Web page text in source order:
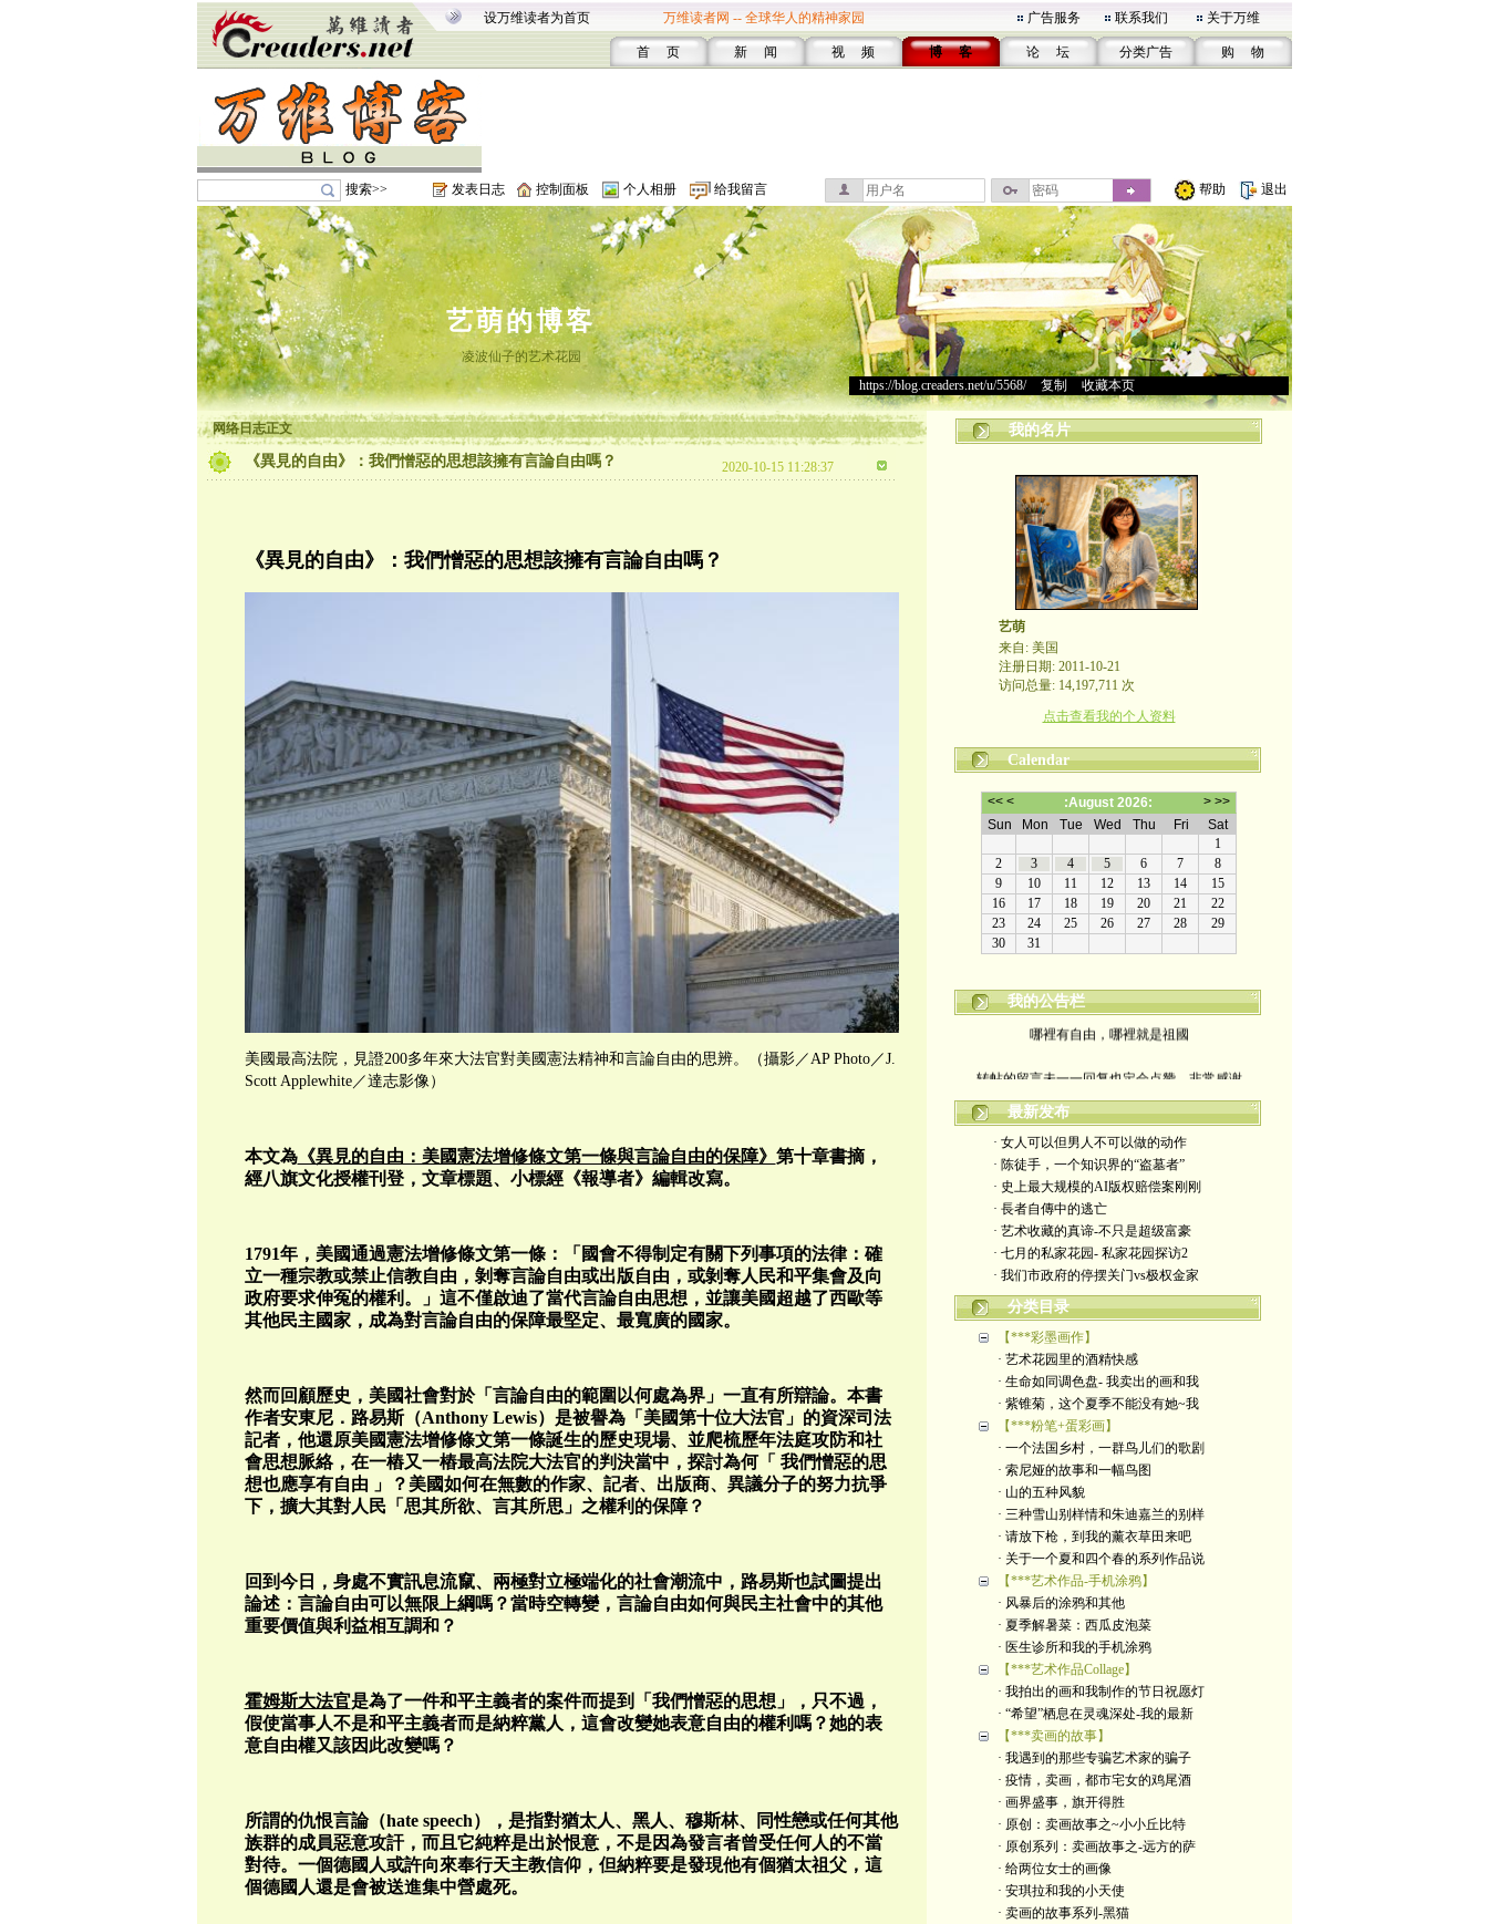
设万维读者为首页 万维读者网 -- 全球华人的精神家园 广告服务 联系我们 关于万维
首 页 新 闻 视 频 博 客 论 坛 分类广告 购 物
搜索>> 发表日志 控制面板 个人相册 给我留言 帮助 退出
艺萌的博客
凌波仙子的艺术花园
https://blog.creaders.net/u/5568/> 复制 收藏本页
网络日志正文
《異見的自由》：我們憎惡的思想該擁有言論自由嗎？ 2020-10-15 11:28:37
《異見的自由》：我們憎惡的思想該擁有言論自由嗎？
美國最高法院，見證200多年來大法官對美國憲法精神和言論自由的思辨。（攝影／AP Photo／J.
Scott Applewhite／達志影像）
本文為《異見的自由：美國憲法增修條文第一條與言論自由的保障》 第十章書摘，
經八旗文化授權刊登，文章標題、小標經《報導者》編輯改寫。
1791年，美國通過憲法增修條文第一條：「國會不得制定有關下列事項的法律：確
立一種宗教或禁止信教自由，剝奪言論自由或出版自由，或剝奪人民和平集會及向
政府要求伸冤的權利。」這不僅啟迪了當代言論自由思想，並讓美國超越了西歐等
其他民主國家，成為對言論自由的保障最堅定、最寬廣的國家。
然而回顧歷史，美國社會對於「言論自由的範圍以何處為界」一直有所辯論。本書
作者安東尼．路易斯（Anthony Lewis）是被譽為「美國第十位大法官」的資深司法
記者，他還原美國憲法增修條文第一條誕生的歷史現場、並爬梳歷年法庭攻防和社
會思想脈絡，在一樁又一樁最高法院大法官的判決當中，探討為何「 我們憎惡的思
想也應享有自由 」？美國如何在無數的作家、記者、出版商、異議分子的努力抗爭
下，擴大其對人民「思其所欲、言其所思」之權利的保障？
回到今日，身處不實訊息流竄、兩極對立極端化的社會潮流中，路易斯也試圖提出
論述：言論自由可以無限上綱嗎？當時空轉變，言論自由如何與民主社會中的其他
重要價值與利益相互調和？
霍姆斯大法官是為了一件和平主義者的案件而提到「我們憎惡的思想」，只不過，
假使當事人不是和平主義者而是納粹黨人，這會改變她表意自由的權利嗎？她的表
意自由權又該因此改變嗎？
所謂的仇恨言論（hate speech），是指對猶太人、黑人、穆斯林、同性戀或任何其他
族群的成員惡意攻訐，而且它純粹是出於恨意，不是因為發言者曾受任何人的不當
對待。一個德國人或許向來奉行天主教信仰，但納粹要是發現他有個猶太祖父，這
個德國人還是會被送進集中營處死。
我的名片
艺萌
来自: 美国
注册日期: 2011-10-21
访问总量: 14,197,711 次
点击查看我的个人资料
Calendar
我的公告栏
哪裡有自由，哪裡就是祖國
yimengling53@yahoo.com
有意收藏者请私信我，感谢一贯支持
政治转载不一定代表本人意见
艺术博客：https://yimengl.blog
目录中标注星号的为本人艺术原创
最新发布
· 女人可以但男人不可以做的动作
· 陈徒手，一个知识界的“盗墓者”
· 史上最大规模的AI版权赔偿案刚刚
· 長者自傳中的逃亡
· 艺术收藏的真谛-不只是超级富豪
· 七月的私家花园- 私家花园探访2
· 我们市政府的停摆关门vs极权金家
分类目录
【***彩墨画作】
· 艺术花园里的酒精快感
· 生命如同调色盘- 我卖出的画和我
· 紫锥菊，这个夏季不能没有她~我
【***粉笔+蛋彩画】
· 一个法国乡村，一群鸟儿们的歌剧
· 索尼娅的故事和一幅鸟图
· 山的五种风貌
· 三种雪山别样情和朱迪嘉兰的别样
· 请放下枪，到我的薰衣草田来吧
· 关于一个夏和四个春的系列作品说
【***艺术作品-手机涂鸦】
· 风暴后的涂鸦和其他
· 夏季解暑菜：西瓜皮泡菜
· 医生诊所和我的手机涂鸦
【***艺术作品Collage】
· 我拍出的画和我制作的节日祝愿灯
· “希望”栖息在灵魂深处-我的最新
【***卖画的故事】
· 我遇到的那些专骗艺术家的骗子
· 疫情，卖画，都市宅女的鸡尾酒
· 画界盛事，旗开得胜
· 原创：卖画故事之~小小丘比特
· 原创系列：卖画故事之-远方的萨
· 给两位女士的画像
· 安琪拉和我的小天使
· 卖画的故事系列-黑猫